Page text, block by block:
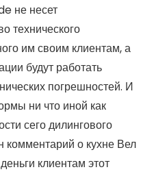
не несет
технического
им своим клиентам, а
будут работать
погрешностей. И
ни что иной как
сего дилингового
комментарий о кухне Вел
клиентам этот